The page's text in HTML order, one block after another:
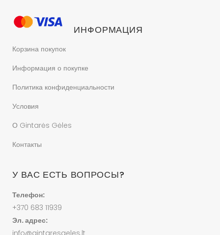
ИНФОРМАЦИЯ
Корзина покупок
Информация о покупке
Политика конфиденциальности
Условия
О Gintarės Gėles
Контакты
У ВАС ЕСТЬ ВОПРОСЫ?
Телефон:
+370 683 11939
Эл. адрес:
info@gintaresgeles.lt